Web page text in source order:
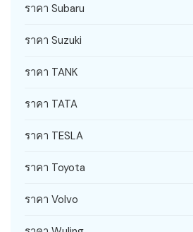
ราคา Subaru
ราคา Suzuki
ราคา TANK
ราคา TATA
ราคา TESLA
ราคา Toyota
ราคา Volvo